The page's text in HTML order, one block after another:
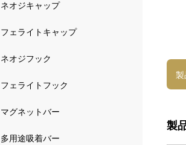
ネオジキャップ
フェライトキャップ
ネオジフック
フェライトフック
マグネットバー
多用途吸着バー
製